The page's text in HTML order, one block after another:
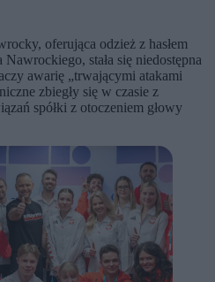
oferująca odzież z hasłem
stała się niedostępna
awarię „trwającymi atakami
zbiegły się w czasie z
spółki z otoczeniem głowy